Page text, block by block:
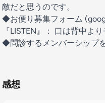
敵だと思うのです。
◆お便り募集フォーム
『LISTEN』： 口は背中よ
◆問診するメンバーシップ
感想